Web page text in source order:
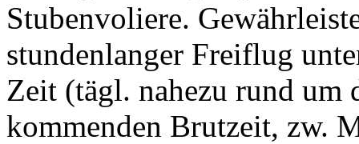
Stubenvoliere.
stundenlanger Freiflug
Zeit (tägl. nahezu rund um
kommenden Brutzeit, zw.